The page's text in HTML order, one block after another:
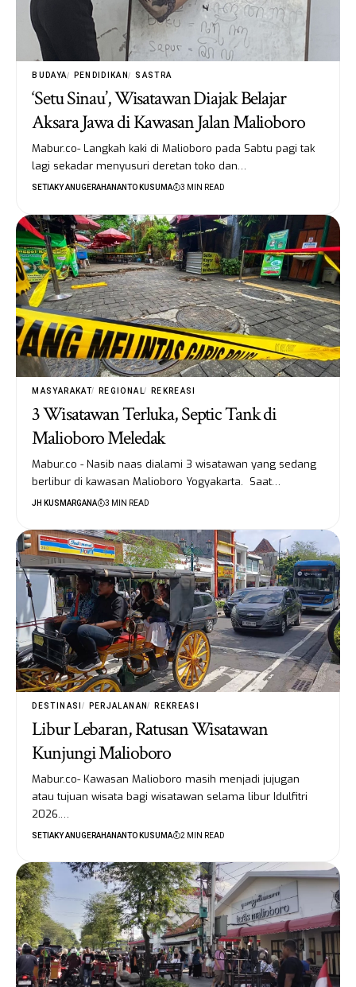
BUDAYA PENDIDIKAN SASTRA
‘Setu Sinau’, Wisatawan Diajak Belajar
Aksara Jawa di Kawasan Jalan Malioboro
Mabur.co- Langkah kaki di Malioboro pada Sabtu pagi tak
lagi sekadar menyusuri deretan toko dan…
SETIAKY ANUGERAHANANTO KUSUMA 3 MIN READ
MASYARAKAT REGIONAL REKREASI
3 Wisatawan Terluka, Septic Tank di
Malioboro Meledak
Mabur.co - Nasib naas dialami 3 wisatawan yang sedang
berlibur di kawasan Malioboro Yogyakarta. Saat…
JH KUSMARGANA 3 MIN READ
DESTINASI PERJALANAN REKREASI
Libur Lebaran, Ratusan Wisatawan
Kunjungi Malioboro
Mabur.co- Kawasan Malioboro masih menjadi jujugan
atau tujuan wisata bagi wisatawan selama libur Idulfitri
2026.…
SETIAKY ANUGERAHANANTO KUSUMA 2 MIN READ